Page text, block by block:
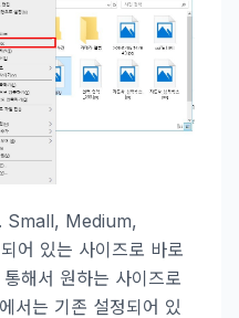
. Small, Medium,
어 있는 사이즈로 바로
해서 원하는 사이즈로
서는 기존 설정되어 있